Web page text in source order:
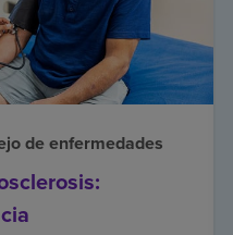
de enfermedades